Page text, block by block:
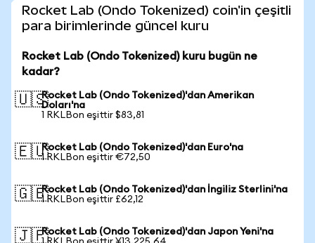
Rocket Lab (Ondo Tokenized) coin'in çeşitli
para birimlerinde güncel kuru
Rocket Lab (Ondo Tokenized) kuru bugün ne
kadar?
🇺🇸Rocket Lab (Ondo Tokenized)'dan Amerikan
Doları'na
1 RKLBon eşittir $83,81
🇪🇺Rocket Lab (Ondo Tokenized)'dan Euro'na
1 RKLBon eşittir €72,50
🇬🇧Rocket Lab (Ondo Tokenized)'dan İngiliz Sterlini'na
1 RKLBon eşittir £62,12
🇯🇵Rocket Lab (Ondo Tokenized)'dan Japon Yeni'na